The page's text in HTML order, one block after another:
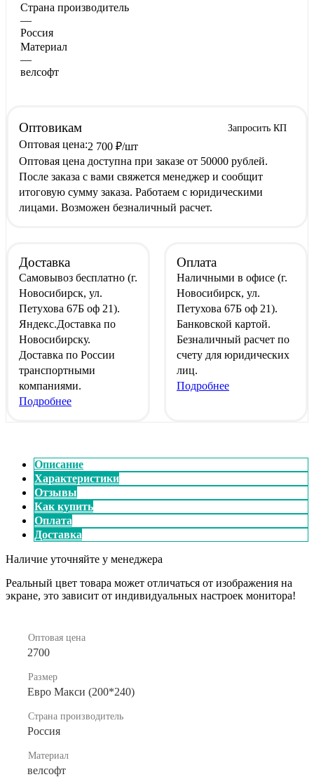
Страна производитель
—
Россия
Материал
—
велсофт
Оптовикам Запросить КП
Оптовая цена:2 700 ₽/шт
Оптовая цена доступна при заказе от 50000 рублей.
После заказа с вами свяжется менеджер и сообщит
итоговую сумму заказа. Работаем с юридическими
лицами. Возможен безналичный расчет.
Доставка
Самовывоз бесплатно (г.
Новосибирск, ул.
Петухова 67Б оф 21).
Яндекс.Доставка по
Новосибирску.
Доставка по России
транспортными
компаниями.
Подробнее
Оплата
Наличными в офисе (г.
Новосибирск, ул.
Петухова 67Б оф 21).
Банковской картой.
Безналичный расчет по
счету для юридических
лиц.
Подробнее
Описание
Характеристики
Отзывы
Как купить
Оплата
Доставка
Наличие уточняйте у менеджера
Реальный цвет товара может отличаться от изображения на
экране, это зависит от индивидуальных настроек монитора!
Оптовая цена
2700
Размер
Евро Макси (200*240)
Страна производитель
Россия
Материал
велсофт